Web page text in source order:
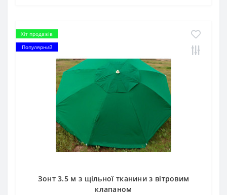
Хіт продажів
Популярний
Зонт 3.5 м з щільної тканини з вітровим
клапаном